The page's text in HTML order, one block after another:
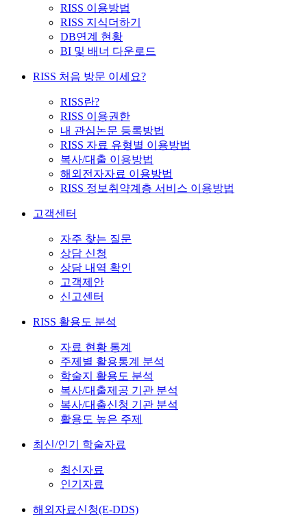
RISS 이용방법
RISS 지식더하기
DB연계 현황
BI 및 배너 다운로드
RISS 처음 방문 이세요?
RISS란?
RISS 이용권한
내 관심논문 등록방법
RISS 자료 유형별 이용방법
복사/대출 이용방법
해외전자자료 이용방법
RISS 정보취약계층 서비스 이용방법
고객센터
자주 찾는 질문
상담 신청
상담 내역 확인
고객제안
신고센터
RISS 활용도 분석
자료 현황 통계
주제별 활용통계 분석
학술지 활용도 분석
복사/대출제공 기관 분석
복사/대출신청 기관 분석
활용도 높은 주제
최신/인기 학술자료
최신자료
인기자료
해외자료신청(E-DDS)